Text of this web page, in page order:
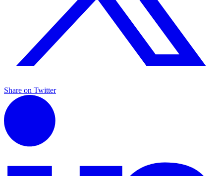
Share on Twitter